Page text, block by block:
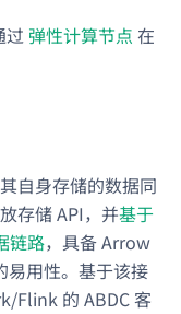
过 弹性计算节点 在
自身存储的数据同
存储 API，并基于
链路，具备 Arrow
易用性。基于该接
Flink 的 ABDC 客